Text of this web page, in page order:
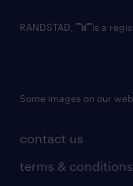
contact us
terms & conditions
RANDSTAD, is a
Some images on our